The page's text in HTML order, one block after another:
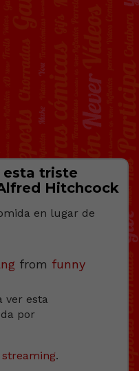
esta triste
Hitchcock
en lugar de
from funny
.